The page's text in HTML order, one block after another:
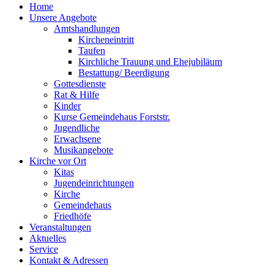
Home
Unsere Angebote
Amtshandlungen
Kircheneintritt
Taufen
Kirchliche Trauung und Ehejubiläum
Bestattung/ Beerdigung
Gottesdienste
Rat & Hilfe
Kinder
Kurse Gemeindehaus Forststr.
Jugendliche
Erwachsene
Musikangebote
Kirche vor Ort
Kitas
Jugendeinrichtungen
Kirche
Gemeindehaus
Friedhöfe
Veranstaltungen
Aktuelles
Service
Kontakt & Adressen